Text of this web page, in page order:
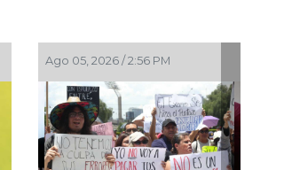
Ago 05, 2026 / 2:56 PM